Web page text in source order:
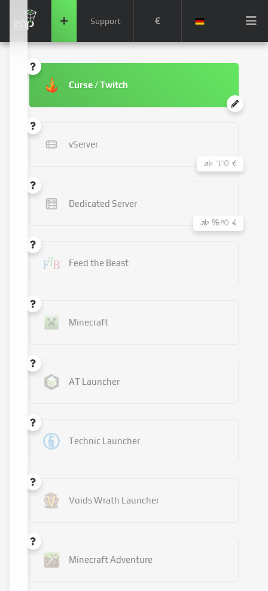
Support €
Curse / Twitch
vServer
ab 7.70 €
Dedicated Server
ab 58.90 €
Feed the Beast
Minecraft
AT Launcher
Technic Launcher
Voids Wrath Launcher
Minecraft Adventure